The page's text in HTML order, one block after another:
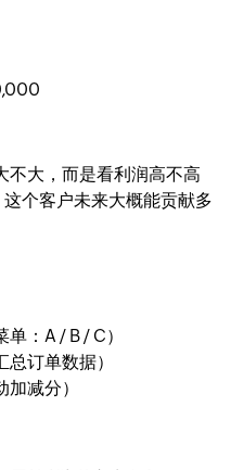
不大，而是看利润高不高
这个客户未来大概能贡献多
：A / B / C）
订单数据）
减分）